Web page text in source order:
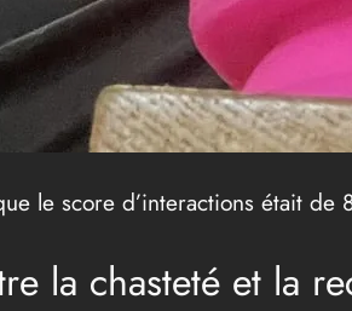
le score d’interactions était de
la chasteté et la